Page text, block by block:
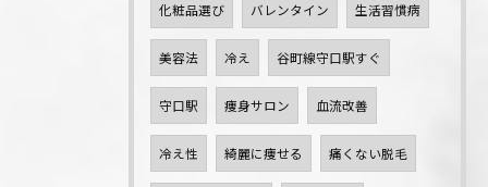
化粧品選び バレンタイン 生活習慣病
美容法 冷え 谷町線守口駅すぐ
守口駅 痩身サロン 血流改善
冷え性 綺麗に痩せる 痛くない脱毛